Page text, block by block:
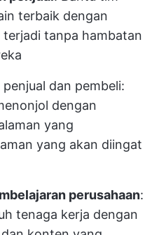
terbaik dengan
tanpa hambatan
dan pembeli:
dengan
yang
yang akan diingat
perusahaan:
tenaga kerja dengan